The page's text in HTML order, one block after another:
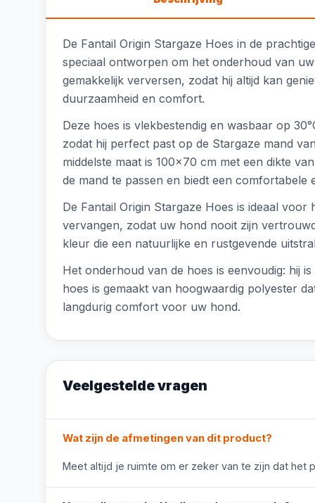
De Fantail Origin Stargaze Hoes in de
speciaal ontworpen om het onderhoud van
gemakkelijk verversen, zodat hij altijd kan
duurzaamheid en comfort.
Deze hoes is vlekbestendig en wasbaar op
zodat hij perfect past op de Stargaze mand
middelste maat is 100x70 cm met een dikte
de mand te passen en biedt een comfortabele
De Fantail Origin Stargaze Hoes is ideaal
vervangen, zodat uw hond nooit zijn
kleur die een natuurlijke en rustgevende
Het onderhoud van de hoes is eenvoudig: hij
hoes is gemaakt van hoogwaardig polyester
langdurig comfort voor uw hond.
Veelgestelde vragen
Wat zijn de afmetingen van dit product?
Meet altijd je ruimte om er zeker van te zijn dat het